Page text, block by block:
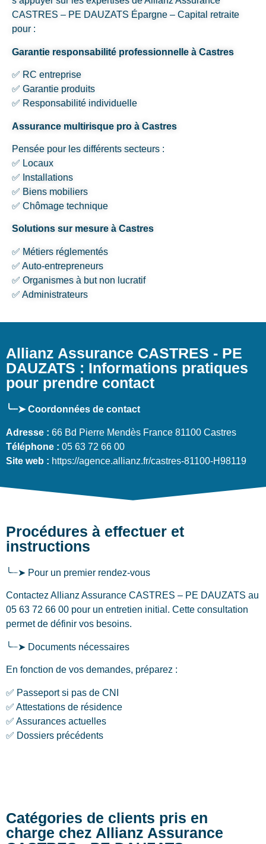
CASTRES – PE DAUZATS Épargne – Capital retraite
pour :
Garantie responsabilité professionnelle à Castres
✅ RC entreprise
✅ Garantie produits
✅ Responsabilité individuelle
Assurance multirisque pro à Castres
Pensée pour les différents secteurs :
✅ Locaux
✅ Installations
✅ Biens mobiliers
✅ Chômage technique
Solutions sur mesure à Castres
✅ Métiers réglementés
✅ Auto-entrepreneurs
✅ Organismes à but non lucratif
✅ Administrateurs
Allianz Assurance CASTRES - PE
DAUZATS : Informations pratiques
pour prendre contact
╰┈➤ Coordonnées de contact
Adresse : 66 Bd Pierre Mendès France 81100 Castres
Téléphone : 05 63 72 66 00
Site web : https://agence.allianz.fr/castres-81100-H98119
Procédures à effectuer et
instructions
╰┈➤ Pour un premier rendez-vous
Contactez Allianz Assurance CASTRES – PE DAUZATS au
05 63 72 66 00 pour un entretien initial. Cette consultation
permet de définir vos besoins.
╰┈➤ Documents nécessaires
En fonction de vos demandes, préparez :
✅ Passeport si pas de CNI
✅ Attestations de résidence
✅ Assurances actuelles
✅ Dossiers précédents
Catégories de clients pris en
charge chez Allianz Assurance